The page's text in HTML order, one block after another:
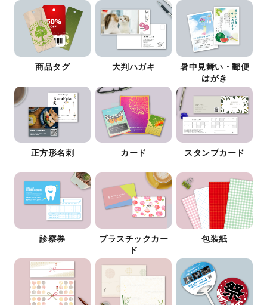
商品タグ 大判ハガキ
暑中見舞い・郵便
はがき
正方形名刺 カード スタンプカード
診察券
プラスチックカー
ド
包装紙